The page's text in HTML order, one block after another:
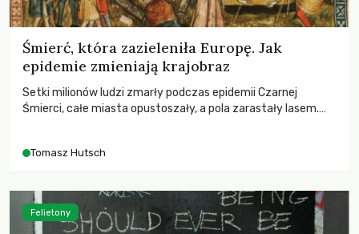
Śmierć, która zazieleniła Europę. Jak
epidemie zmieniają krajobraz
Setki milionów ludzi zmarły podczas epidemii Czarnej
Śmierci, całe miasta opustoszały, a pola zarastały lasem.
największych katastrof w swoich dziejach.
Tomasz Hutsch
Felietony